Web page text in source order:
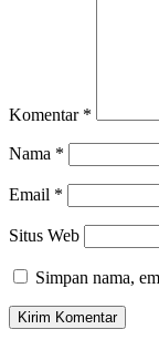
Komentar *
Nama *
Email *
Situs Web
Simpan nama,